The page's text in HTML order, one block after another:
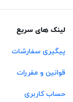
لینک های سریع
پیگیری سفارشات
قوانین و مقررات
حساب کاربری